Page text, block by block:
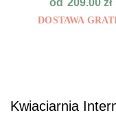
od 209.00 zł
DOSTAWA
Kwiaciarnia